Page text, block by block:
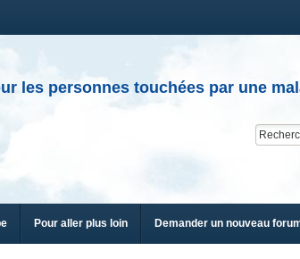
les personnes touchées par une
Pour aller plus loin Demander un nouveau